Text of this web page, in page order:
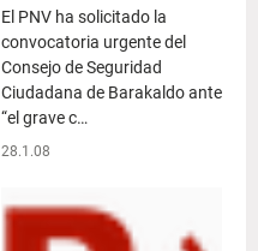
El PNV ha solicitado la
convocatoria urgente del
Consejo de Seguridad
Ciudadana de Barakaldo ante
“el grave c…
28.1.08